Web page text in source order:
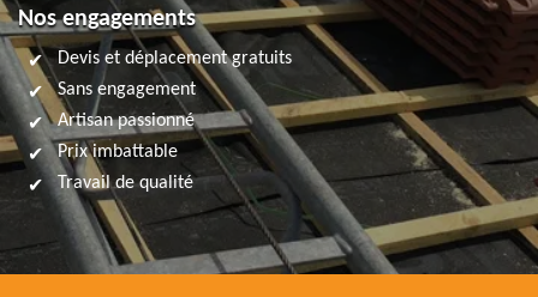
Nos engagements
Devis et déplacement gratuits
Sans engagement
Artisan passionné
Prix imbattable
Travail de qualité